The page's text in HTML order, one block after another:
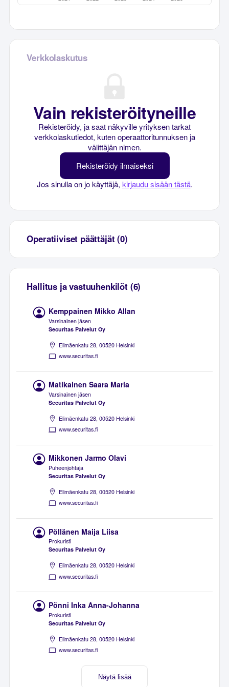
Verkkolaskutus
Vain rekisteröityneille
Rekisteröidy, ja saat näkyville yrityksen tarkat
verkkolaskutiedot, kuten operaattoritunnuksen ja
välittäjän nimen.
Rekisteröidy ilmaiseksi
Jos sinulla on jo käyttäjä, kirjaudu sisään tästä.
Operatiiviset päättäjät (0)
Hallitus ja vastuuhenkilöt (6)
Kemppainen Mikko Allan
Varsinainen jäsen
Securitas Palvelut Oy
Elimäenkatu 28, 00520 Helsinki
www.securitas.fi
Matikainen Saara Maria
Varsinainen jäsen
Securitas Palvelut Oy
Elimäenkatu 28, 00520 Helsinki
www.securitas.fi
Mikkonen Jarmo Olavi
Puheenjohtaja
Securitas Palvelut Oy
Elimäenkatu 28, 00520 Helsinki
www.securitas.fi
Pöllänen Maija Liisa
Prokuristi
Securitas Palvelut Oy
Elimäenkatu 28, 00520 Helsinki
www.securitas.fi
Pönni Inka Anna-Johanna
Prokuristi
Securitas Palvelut Oy
Elimäenkatu 28, 00520 Helsinki
www.securitas.fi
Näytä lisää